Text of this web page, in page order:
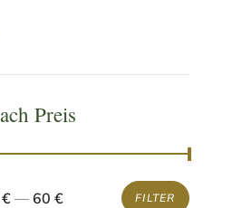
Preis
FILTER
— 60 €